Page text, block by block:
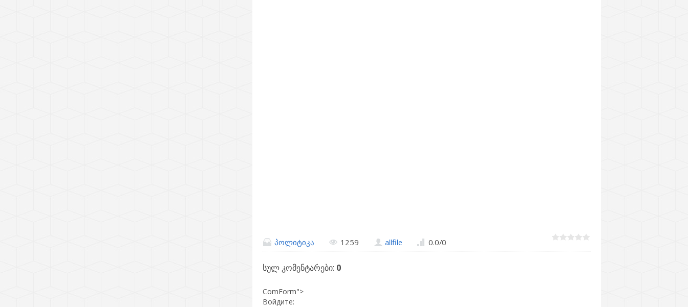
პოლიტიკა 1259 allfile 0.0/0
სულ კომენტარები: 0
ComForm">
Войдите: